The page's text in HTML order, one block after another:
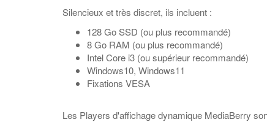
Silencieux et très discret, ils incluent :
128 Go SSD (ou plus recommandé)
8 Go RAM (ou plus recommandé)
Intel Core i3 (ou supérieur recommandé)
Windows10, Windows11
Fixations VESA
Les Players d'affichage dynamique MediaBerry